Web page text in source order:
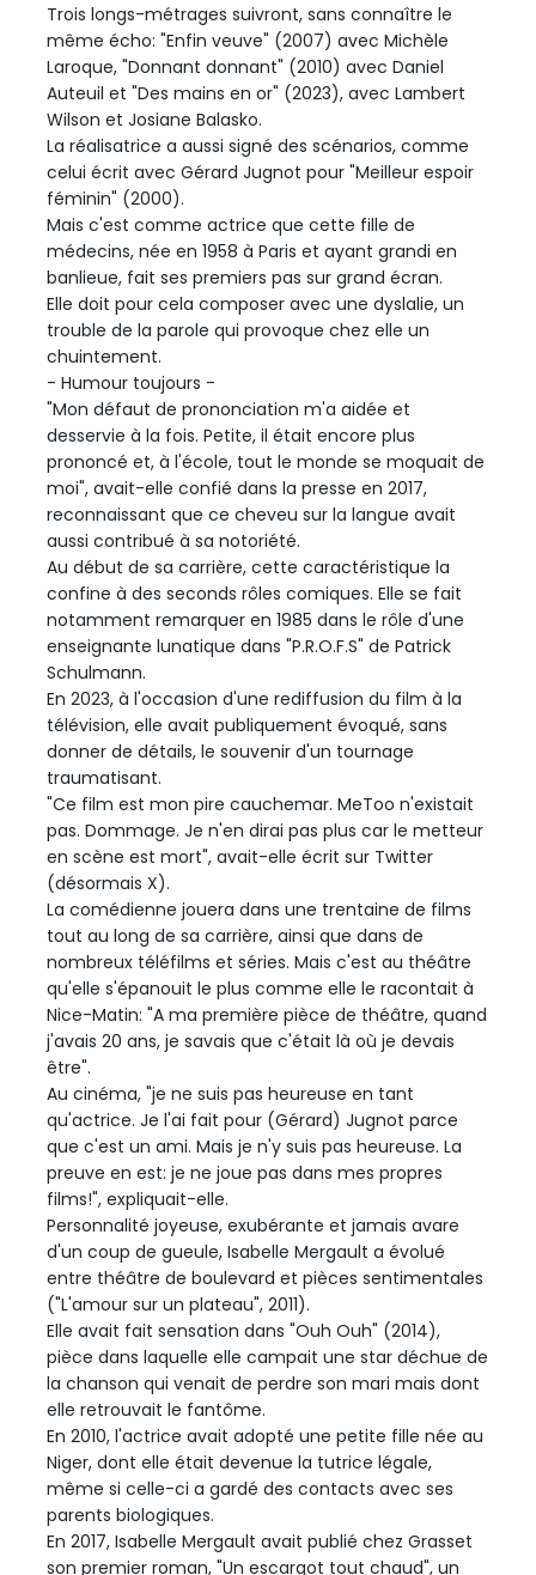
Trois longs-métrages suivront, sans connaître le
même écho: "Enfin veuve" (2007) avec Michèle
Laroque, "Donnant donnant" (2010) avec Daniel
Auteuil et "Des mains en or" (2023), avec Lambert
Wilson et Josiane Balasko.
La réalisatrice a aussi signé des scénarios, comme
celui écrit avec Gérard Jugnot pour "Meilleur espoir
féminin" (2000).
Mais c'est comme actrice que cette fille de
médecins, née en 1958 à Paris et ayant grandi en
banlieue, fait ses premiers pas sur grand écran.
Elle doit pour cela composer avec une dyslalie, un
trouble de la parole qui provoque chez elle un
chuintement.
- Humour toujours -
"Mon défaut de prononciation m'a aidée et
desservie à la fois. Petite, il était encore plus
prononcé et, à l'école, tout le monde se moquait de
moi", avait-elle confié dans la presse en 2017,
reconnaissant que ce cheveu sur la langue avait
aussi contribué à sa notoriété.
Au début de sa carrière, cette caractéristique la
confine à des seconds rôles comiques. Elle se fait
notamment remarquer en 1985 dans le rôle d'une
enseignante lunatique dans "P.R.O.F.S" de Patrick
Schulmann.
En 2023, à l'occasion d'une rediffusion du film à la
télévision, elle avait publiquement évoqué, sans
donner de détails, le souvenir d'un tournage
traumatisant.
"Ce film est mon pire cauchemar. MeToo n'existait
pas. Dommage. Je n'en dirai pas plus car le metteur
en scène est mort", avait-elle écrit sur Twitter
(désormais X).
La comédienne jouera dans une trentaine de films
tout au long de sa carrière, ainsi que dans de
nombreux téléfilms et séries. Mais c'est au théâtre
qu'elle s'épanouit le plus comme elle le racontait à
Nice-Matin: "A ma première pièce de théâtre, quand
j'avais 20 ans, je savais que c'était là où je devais
être".
Au cinéma, "je ne suis pas heureuse en tant
qu'actrice. Je l'ai fait pour (Gérard) Jugnot parce
que c'est un ami. Mais je n'y suis pas heureuse. La
preuve en est: je ne joue pas dans mes propres
films!", expliquait-elle.
Personnalité joyeuse, exubérante et jamais avare
d'un coup de gueule, Isabelle Mergault a évolué
entre théâtre de boulevard et pièces sentimentales
("L'amour sur un plateau", 2011).
Elle avait fait sensation dans "Ouh Ouh" (2014),
pièce dans laquelle elle campait une star déchue de
la chanson qui venait de perdre son mari mais dont
elle retrouvait le fantôme.
En 2010, l'actrice avait adopté une petite fille née au
Niger, dont elle était devenue la tutrice légale,
même si celle-ci a gardé des contacts avec ses
parents biologiques.
En 2017, Isabelle Mergault avait publié chez Grasset
son premier roman, "Un escargot tout chaud", un